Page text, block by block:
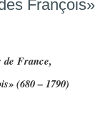
François»
de France,
(680 – 1790)